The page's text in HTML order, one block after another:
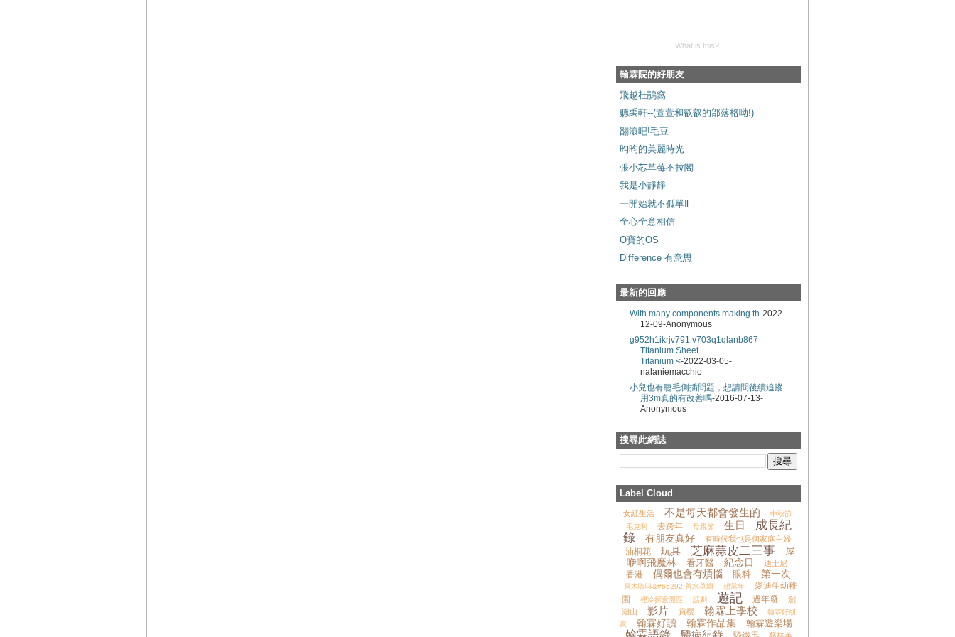
What is this?
翰霖院的好朋友
飛越杜鵑窩
聽禹軒--(萱萱和叡叡的部落格呦!)
翻滾吧!毛豆
昀昀的美麗時光
張小芯草莓不拉閣
我是小靜靜
一開始就不孤單Ⅱ
全心全意相信
O寶的OS
Difference 有意思
最新的回應
With many components making th-2022-
12-09-Anonymous
g952h1ikrjv791 v703q1qlanb867
Titanium Sheet
Titanium <-2022-03-05-
nalaniemacchio
小兒也有睫毛倒插問題，想請問後續追蹤
用3m真的有改善嗎-2016-07-13-
Anonymous
搜尋此網誌
Label Cloud
女紅生活 不是每天都會發生的
中秋節
毛克利
去跨年 母親節 生日
成長紀
錄
有朋友真好 有時候我也是個家庭主婦
油桐花 玩具 芝麻蒜皮二三事
屋
咿啊飛魔林
看牙醫 紀念日 迪士尼
香港 偶爾也會有煩惱 眼科 第一次
喜木咖啡&#65292;善水草塘 想當年
愛迪生幼稚
園
裡冷探索園區 話劇 遊記 過年囉
劍
湖山
影片 賞櫻 翰霖上學校
翰霖好朋
友
翰霖好讀 翰霖作品集 翰霖遊樂場
翰霖語錄 醫病紀錄